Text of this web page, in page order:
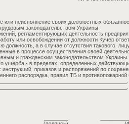
или неисполнение своих должностных
законодательством Украины.
регламентирующих деятельность
или освобождении от должности Кучер
а в случае отсутствия такового,
в процессе осуществления своей
и гражданским законодательством Украины.
ущерба - в пределах, определенных
приказов и распоряжений по
распорядка, правил ТБ и противопожарной